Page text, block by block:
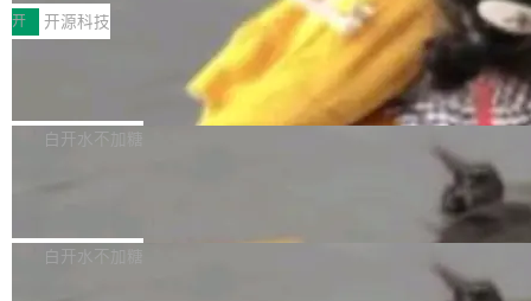
括 epoll（围绕 kqueue 实现）、POSIX 消息队
列、...
营、到IAA游戏的“买变一体”正循环、再到联运与
广告协同的全链路经营闭环，以及面向全球市场
的出海增长布局。 华为终端云业务商业化销售负
责人在开场致辞中表示，游戏开发者的核心诉求
已不再是“多一个投放渠道”，而是一套能够持续
高质量游戏...
列主板阵容迎来新成员——B850 AORUS ELITE
X3D。作为面向主流高性能平台打造的全新主板
产品，B850 AORUS ELITE X3D延续技嘉在X3
D平台优化上的技术积累，旨在为游戏玩家带来
更稳定、更高效的装机选择。 B850 AORUS ELI
式2.0，可根据不同使用场景释放处理器潜力，
开 开源科技
Zadig v5.0 发布：AI 发布专员与 AI 审
我们团队这几天最大的卡点不是 AI 写得不够
好，是 AI 写得太好了。 好到审查排期从两天的
过 1528 名开发者，85% 说 AI 把瓶颈从写代码
白开水不加糖
数据库，有一个图形后端。作为一个原生的 Gra
白开水不加糖